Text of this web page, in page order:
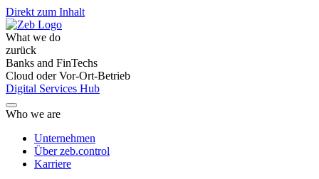
Direkt zum Inhalt
What we do
zurück
Banks and FinTechs
Cloud oder Vor-Ort-Betrieb
Digital Services Hub
Who we are
Unternehmen
Über zeb.control
Karriere